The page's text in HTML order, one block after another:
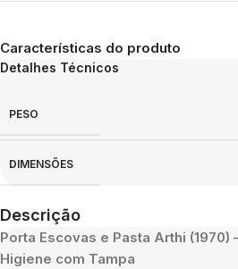
Características do produto
Detalhes Técnicos
PESO
DIMENSÕES
Descrição
Porta Escovas e Pasta Arthi (1970)
Higiene com Tampa